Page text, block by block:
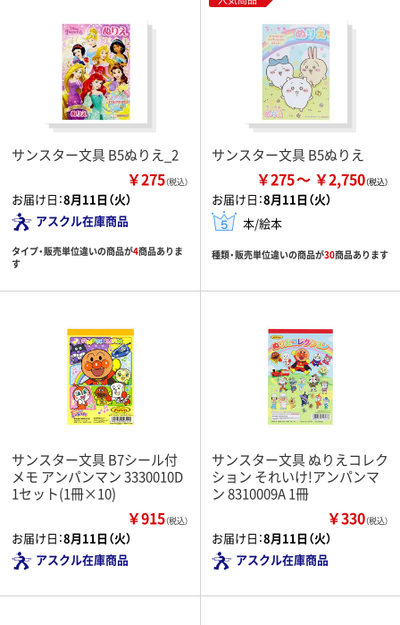
サンスター文具 B5ぬりえ_2
￥275（税込）
お届け日：8月11日（火）
アスクル在庫商品
タイプ・販売単位違いの商品が4商品ありま
す
サンスター文具 B5ぬりえ
￥275 ￥2,750
お届け日：8月11日（火）
本/絵本
種類・販売単位違いの商品が30商品あります
サンスター文具 B7シール付
メモ アンパンマン 3330010D
1セット(1冊×10)
￥915（税込）
お届け日：8月11日（火）
アスクル在庫商品
サンスター文具 ぬりえコレク
ション それいけ!アンパンマ
ン 8310009A 1冊
￥330（税込）
お届け日：8月11日（火）
アスクル在庫商品